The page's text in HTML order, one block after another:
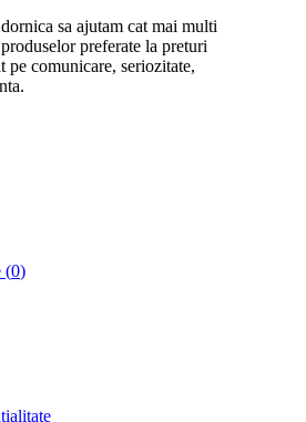
sa ajutam cat mai multi
preferate la preturi
pe comunicare, seriozitate,
(0)